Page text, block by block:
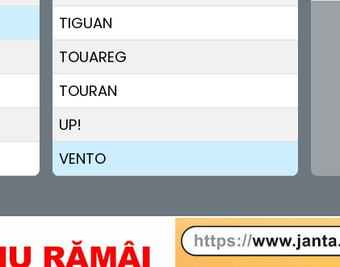
TIGUAN
TOUAREG
TOURAN
UP!
VENTO